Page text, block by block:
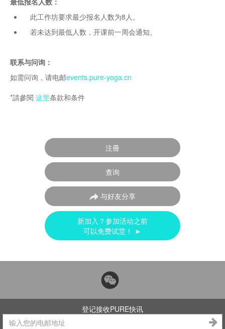
此工作坊要求最少报名人数为8人。
若未达到最低人数，开课前一周会通知。
联系与问询：
如需问询，请电邮events.pure-yoga.cn
*請參閱 这里条款和条件
注冊
查询
与好友分享
新加入？参加活动之前
可以免费试堂！ ►
登记接收PURE快讯